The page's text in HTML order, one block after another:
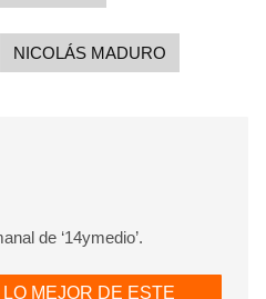
NICOLÁS MADURO
de ‘14ymedio’.
MEJOR DE ESTE